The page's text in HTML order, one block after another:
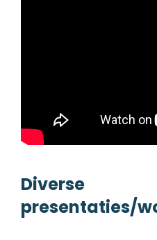
Diverse
presentaties/